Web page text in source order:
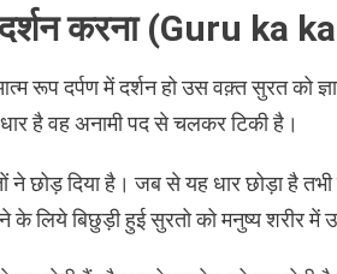
करना (Guru ka
रूप दर्पण में दर्शन हो उस वक़्त सुरत को
है वह अनामी पद से चलकर टिकी है।
ने छोड़ दिया है। जब से यह धार छोड़ा है
के लिये बिछुड़ी हुई सुरतो को मनुष्य शरीर में